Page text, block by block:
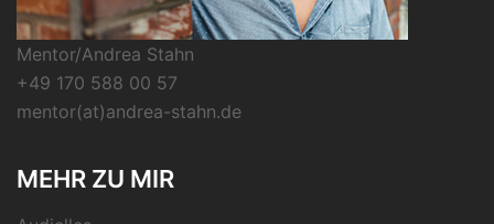
Mentor/Andrea Stahn
+49 170 588 00 57
mentor(at)andrea-stahn.de
MEHR ZU MIR